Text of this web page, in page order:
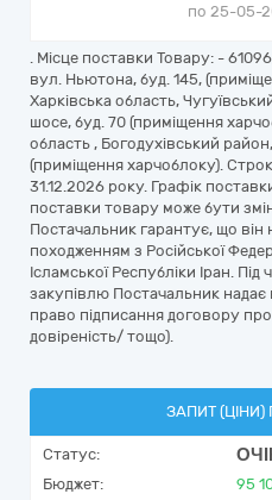
по 25-05-
. Місце поставки Товару: -
вул. Ньютона, буд. 145,
Харківська область,
шосе, буд. 70 (приміщення
область , Богодухівський
(приміщення харчоблоку).
31.12.2026 року. Графік
поставки товару може бути
Постачальник гарантує, що він
походженням з Російської
Ісламської Республіки Іран.
закупівлю Постачальник надає
право підписання договору
довіреність/ тощо).
ЗАПИТ (ЦІНИ)
Статус:
Бюджет: 95